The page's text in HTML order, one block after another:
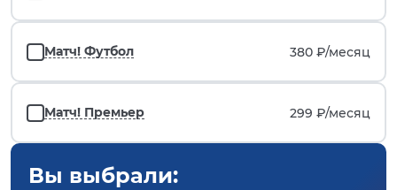
Матч! Футбол 380 ₽/месяц
Матч! Премьер 299 ₽/месяц
Вы выбрали: